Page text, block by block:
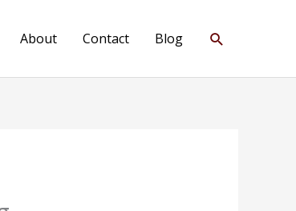
About Contact Blog Search